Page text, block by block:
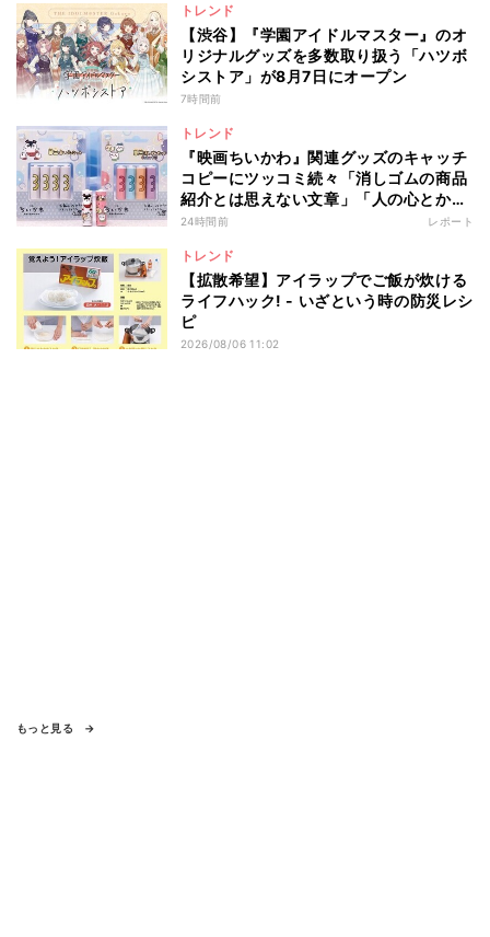
トレンド
【渋谷】『学園アイドルマスター』のオ
リジナルグッズを多数取り扱う「ハツボ
シストア」が8月7日にオープン
7時間前
トレンド
『映画ちいかわ』関連グッズのキャッチ
コピーにツッコミ続々「消しゴムの商品
紹介とは思えない文章」「人の心とかな
いんか」
24時間前 レポート
トレンド
【拡散希望】アイラップでご飯が炊ける
ライフハック! - いざという時の防災レシ
ピ
2026/08/06 11:02
もっと見る